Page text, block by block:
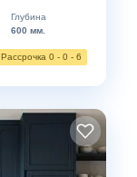
Глубина
600 мм.
Рассрочка 0 - 0 - 6